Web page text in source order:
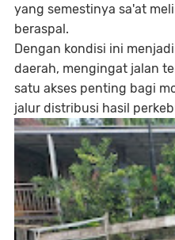
yang semestinya sa'at
beraspal.
Dengan kondisi ini
daerah, mengingat jalan
satu akses penting bagi
jalur distribusi hasil